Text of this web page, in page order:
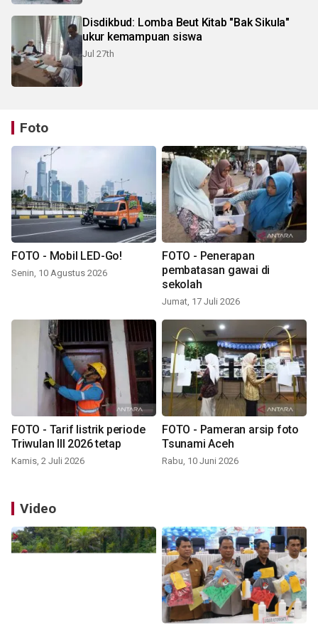
Disdikbud: Lomba Beut Kitab "Bak Sikula"
ukur kemampuan siswa
Jul 27th
Foto
FOTO - Mobil LED-Go!
Senin, 10 Agustus 2026
FOTO - Penerapan
pembatasan gawai di
sekolah
Jumat, 17 Juli 2026
FOTO - Tarif listrik periode
Triwulan III 2026 tetap
Kamis, 2 Juli 2026
FOTO - Pameran arsip foto
Tsunami Aceh
Rabu, 10 Juni 2026
Video